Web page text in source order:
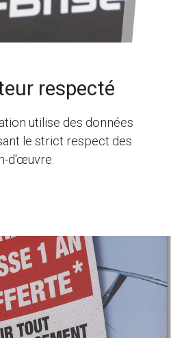
respecté
utilise des données
le strict respect des
d'œuvre.